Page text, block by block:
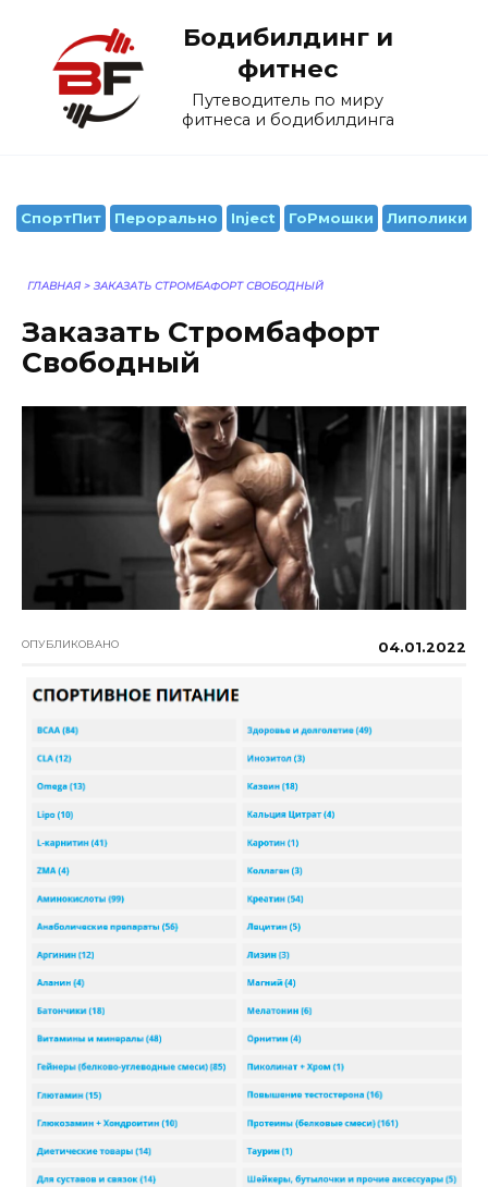
содержанию
Бодибилдинг и
фитнес
Путеводитель по миру
фитнеса и бодибилдинга
СпортПит Перорально Inject ГоРмошки Липолики
ГЛАВНАЯ > ЗАКАЗАТЬ СТРОМБАФОРТ СВОБОДНЫЙ
Заказать Стромбафорт
Свободный
ОПУБЛИКОВАНО 04.01.2022